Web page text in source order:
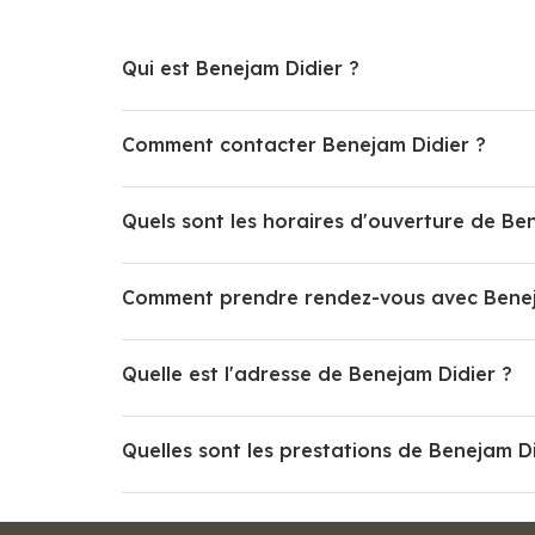
Qui est Benejam Didier ?
Comment contacter Benejam Didier ?
Quels sont les horaires d'ouverture de
Comment prendre rendez-vous avec
Quelle est l'adresse de Benejam Didier ?
Quelles sont les prestations de Benejam